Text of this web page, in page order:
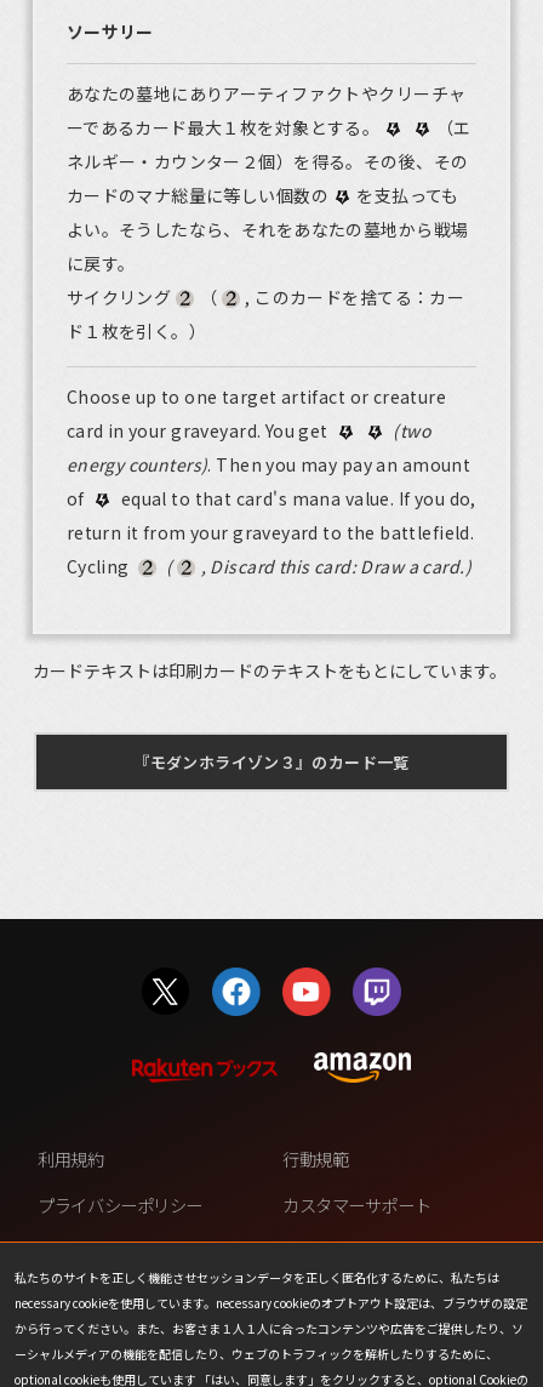
ソーサリー
あなたの墓地にありアーティファクトやクリーチャ
ーであるカード最大１枚を対象とする。
（エ
ネルギー・カウンター２個）を得る。その後、その
カードのマナ総量に等しい個数の
を支払っても
よい。そうしたなら、それをあなたの墓地から戦場
に戻す。
サイクリング
（
, このカードを捨てる：カー
ド１枚を引く。）
Choose up to one target artifact or creature
card in your graveyard. You get
(two
energy counters). Then you may pay an amount
of
equal to that card's mana value. If you do,
return it from your graveyard to the battlefield.
Cycling
( , Discard this card: Draw a card.)
カードテキストは印刷カードのテキストをもとにしています。
『モダンホライゾン３』のカード一覧
私たちのサイトを正しく機能させセッションデータを正しく匿名化するために、私たちは
necessary cookieを使用しています。necessary cookieのオプトアウト設定は、ブラウザの設定
から行ってください。また、お客さま１人１人に合ったコンテンツや広告をご提供したり、ソ
ーシャルメディアの機能を配信したり、ウェブのトラフィックを解析したりするために、
optional cookieも使用しています 「はい、同意します」をクリックすると、optional Cookieの
利用規約
行動規範
プライバシーポリシー
カスタマーサポート
ファンコンテンツ・ポリシー
個人情報の販売や共有を許可し
ない
COOKIE
プレスリリース
会社情報
お問い合わせ